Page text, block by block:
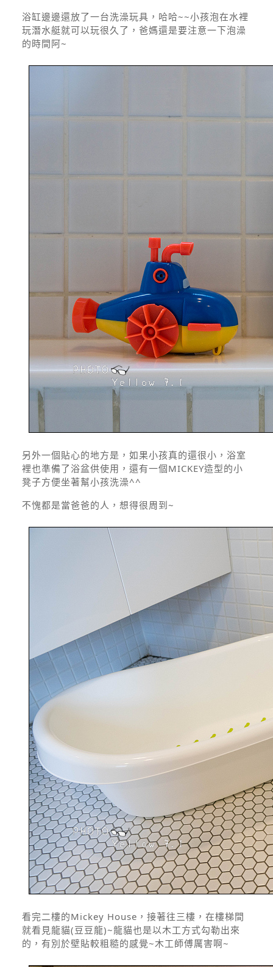
浴缸邊邊還放了一台洗澡玩具，哈哈~~小孩泡在水裡
玩潛水艇就可以玩很久了，爸媽還是要注意一下泡澡
的時間阿~
另外一個貼心的地方是，如果小孩真的還很小，浴室
裡也準備了浴盆供使用，還有一個MICKEY造型的小
凳子方便坐著幫小孩洗澡^^
不愧都是當爸爸的人，想得很周到~
看完二樓的Mickey House，接著往三樓，在樓梯間
就看見龍貓(豆豆龍)~龍貓也是以木工方式勾勒出來
的，有別於壁貼較粗糙的感覺~木工師傅厲害啊~